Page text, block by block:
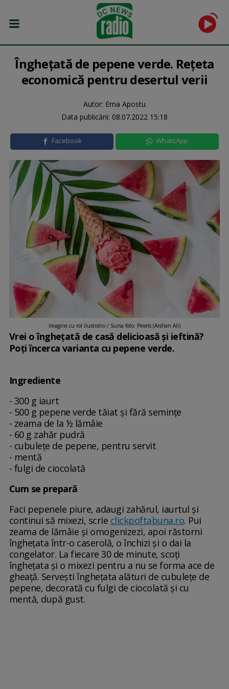
Îngheţată de pepene verde. Rețeta
economică pentru desertul verii
Autor: Ema Apostu
Data publicării: 08.07.2022 15:18
Facebook WhatsApp
Imagine cu rol ilustrativ / Sursa foto: Pexels (Arshan Ali)
Vrei o înghețată de casă delicioasă și ieftină?
Poți încerca varianta cu pepene verde.
Ingrediente
- 300 g iaurt
- 500 g pepene verde tăiat şi fără seminţe
- zeama de la ½ lămâie
- 60 g zahăr pudră
- cubuleţe de pepene, pentru servit
- mentă
- fulgi de ciocolată
Cum se prepară
Faci pepenele piure, adaugi zahărul, iaurtul şi
continui să mixezi, scrie clickpoftabuna.ro. Pui
zeama de lămâie şi omogenizezi, apoi răstorni
îngheţata într-o caserolă, o închizi şi o dai la
congelator. La fiecare 30 de minute, scoţi
îngheţata şi o mixezi pentru a nu se forma ace de
gheaţă. Serveşti îngheţata alături de cubuleţe de
pepene, decorată cu fulgi de ciocolată şi cu
mentă, după gust.